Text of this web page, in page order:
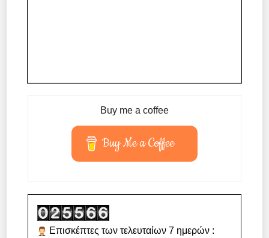
Buy me a coffee
Buy Me a Coffee
Επισκέπτες των τελευταίων 7 ημερών :